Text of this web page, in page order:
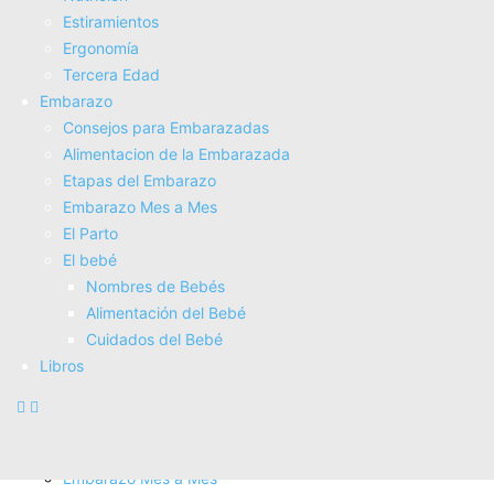
Estiramientos
Ergonomí­a
Tercera Edad
Embarazo
Consejos para Embarazadas
Alimentacion de la Embarazada
Etapas del Embarazo
Embarazo Mes a Mes
El Parto
El bebé
Nombres de Bebés
Alimentación del Bebé
Cuidados del Bebé
Libros
Tienda Bebes
Fisioterapia
Electroterapia
Tratamientos
Masajes
SUPERALIMENTOS
Salud
Consejos sobre salud
Actividad Fí­sica
Nutrición
Estiramientos
Ergonomí­a
Tercera Edad
Embarazo
Embarazo Mes a Mes